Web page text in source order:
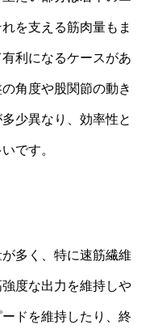
を支える筋肉量もま
利になるケースがあ
角度や股関節の動き
少異なり、効率性と
です。
多く、特に速筋繊維
度な出力を維持しや
ドを維持したり、終